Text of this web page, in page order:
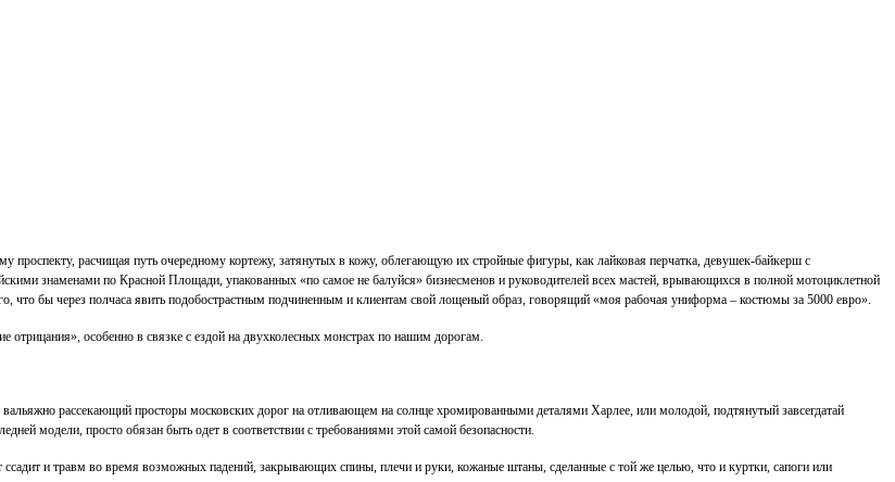
расчищая путь очередному кортежу, затянутых в кожу, облегающую их стройные фигуры, как лайковая перчатка, девушек-байкерш с
знаменами по Красной Площади, упакованных «по самое не балуйся» бизнесменов и руководителей всех мастей, врывающихся в полной мотоциклетной
бы через полчаса явить подобострастным подчиненным и клиентам свой лощеный образ, говорящий «моя рабочая униформа – костюмы за 5000 евро».
отрицания», особенно в связке с ездой на двухколесных монстрах по нашим дорогам.
рассекающий просторы московских дорог на отливающем на солнце хромированными деталями Харлее, или молодой, подтянутый завсегдатай
модели, просто обязан быть одет в соответствии с требованиями этой самой безопасности.
и травм во время возможных падений, закрывающих спины, плечи и руки, кожаные штаны, сделанные с той же целью, что и куртки, сапоги или